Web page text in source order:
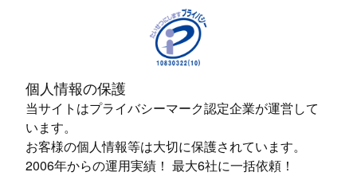
個人情報の保護
当サイトはプライバシーマーク認定企業が運営して
います。
お客様の個人情報等は大切に保護されています。
2006年からの運用実績！ 最大6社に一括依頼！